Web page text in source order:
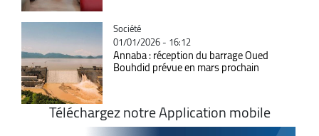
Catégorie
Société
01/01/2026 - 16:12
Annaba : réception du barrage Oued
Bouhdid prévue en mars prochain
Téléchargez notre Application mobile